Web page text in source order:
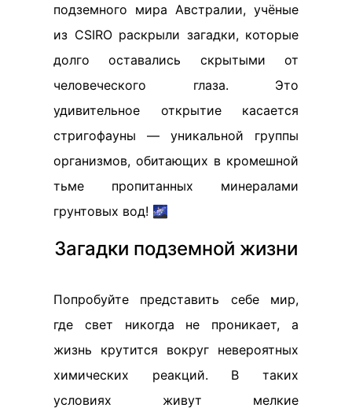
подземного мира Австралии, учёные
из CSIRO раскрыли загадки, которые
долго оставались скрытыми от
человеческого глаза. Это
удивительное открытие касается
стригофауны — уникальной группы
организмов, обитающих в кромешной
тьме пропитанных минералами
грунтовых вод! 🌌
Загадки подземной жизни
Попробуйте представить себе мир,
где свет никогда не проникает, а
жизнь крутится вокруг невероятных
химических реакций. В таких
условиях живут мелкие